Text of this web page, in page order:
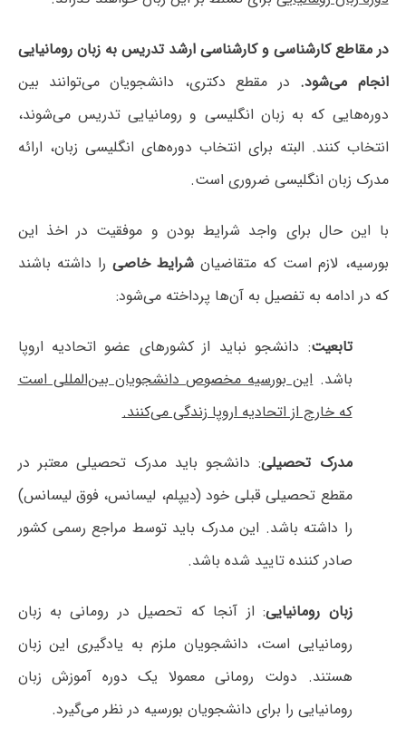
در مقاطع کارشناسی و کارشناسی ارشد تدریس به زبان رومانیایی
انجام می‌شود. در مقطع دکتری، دانشجویان می‌توانند بین
دوره‌هایی که به زبان انگلیسی و رومانیایی تدریس می‌شوند،
انتخاب کنند. البته برای انتخاب دوره‌های انگلیسی زبان، ارائه
مدرک زبان انگلیسی ضروری است.
با این حال برای واجد شرایط بودن و موفقیت در اخذ این
بورسیه، لازم است که متقاضیانشرایط خاصی را داشته باشند
که در ادامه به تفصیل به آن‌ها پرداخته می‌شود:
تابعیت: دانشجو نباید از کشورهای عضو اتحادیه اروپا
باشد.این بورسیه مخصوص دانشجویان بین‌المللی است
که خارج از اتحادیه اروپا زندگی می‌کنند.
مدرک تحصیلی: دانشجو باید مدرک تحصیلی معتبر در
مقطع تحصیلی قبلی خود (دیپلم، لیسانس، فوق لیسانس)
را داشته باشد. این مدرک باید توسط مراجع رسمی کشور
صادر کننده تایید شده باشد.
زبان رومانیایی: از آنجا که تحصیل در رومانی به زبان
رومانیایی است، دانشجویان ملزم به یادگیری این زبان
هستند. دولت رومانی معمولا یک دوره آموزش زبان
رومانیایی را برای دانشجویان بورسیه در نظر می‌گیرد.